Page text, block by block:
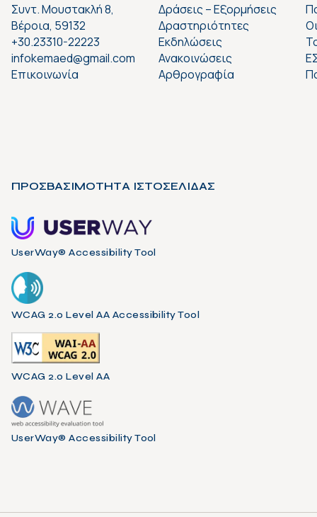
Συντ. Μουστακλή 8,
Βέροια, 59132
+30.23310-22223
infokemaed@gmail.com
Επικοινωνία
Δράσεις – Εξορμήσεις
Δραστηριότητες
Εκδηλώσεις
Ανακοινώσεις
Αρθρογραφία
ΠΡΟΣΒΑΣΙΜΟΤΗΤΑ ΙΣΤΟΣΕΛΙΔΑΣ
UserWay® Accessibility Tool
WCAG 2.0 Level AA Accessibility Tool
WCAG 2.0 Level AA
UserWay® Accessibility Tool